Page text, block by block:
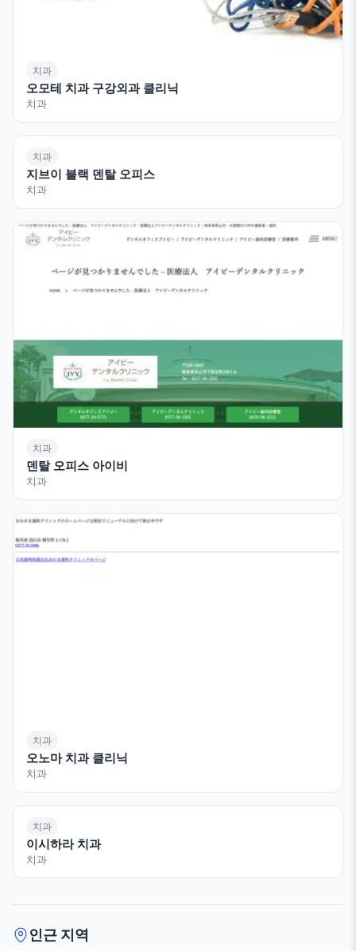
치과
오모테 치과 구강외과 클리닉
치과
치과
지브이 블랙 덴탈 오피스
치과
치과
덴탈 오피스 아이비
치과
치과
오노마 치과 클리닉
치과
치과
이시하라 치과
치과
인근 지역